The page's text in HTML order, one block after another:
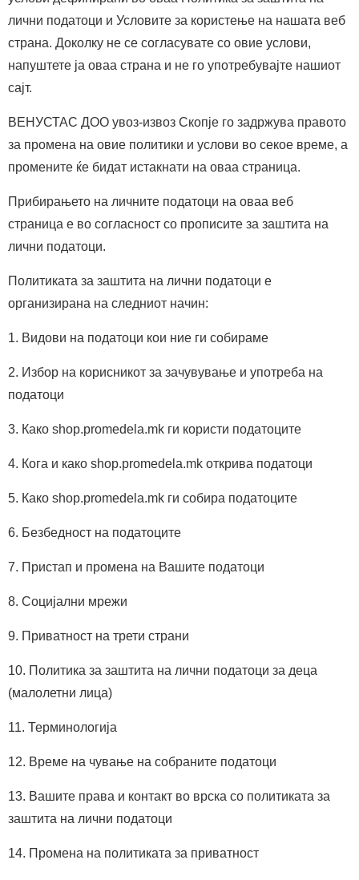
лични податоци и Условите за користење на нашата веб
страна. Доколку не се согласувате со овие услови,
напуштете ја оваа страна и не го употребувајте нашиот
сајт.
ВЕНУСТАС ДОО увоз-извоз Скопје гo задржува правото
за промена на овие политики и услови во секое време, а
промените ќе бидат истакнати на оваа страница.
Прибирањето на личните податоци на оваа веб
страница е во согласност со прописите за заштита на
лични податоци.
Политиката за заштитa на лични податоци е
организирана на следниот начин:
1. Видови на податоци кои ние ги собираме
2. Избор на корисникот за зачувување и употреба на
податоци
3. Како shop.promedela.mk ги користи податоците
4. Кога и како shop.promedela.mk открива податоци
5. Како shop.promedela.mk ги собира податоците
6. Безбедност на податоците
7. Пристап и промена на Вашите податоци
8. Социјални мрежи
9. Приватност на трети страни
10. Политика за заштита на лични податоци за деца
(малолетни лица)
11. Терминологија
12. Време на чување на собраните податоци
13. Вашите права и контакт во врска со политиката за
заштита на лични податоци
14. Промена на политиката за приватност